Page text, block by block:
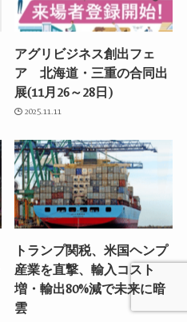
アグリビジネス創出フェ
ア 北海道・三重の合同出
展(11月26～28日)
2025.11.11
トランプ関税、米国ヘンプ
産業を直撃、輸入コスト
増・輸出80%減で未来に暗
雲